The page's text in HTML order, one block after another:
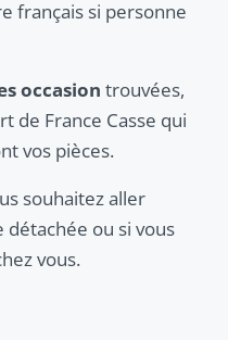
français si personne
occasion trouvées,
de France Casse qui
vos pièces.
souhaitez aller
ou si vous
vous.